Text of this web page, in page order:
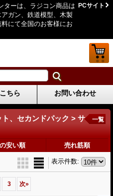
ターは、ラジコン商品は
ガン、鉄道模型、木製
にて全国のお客様にお
PCサイト
ちら お問い合わせ
、セカンドパック > サ
一覧
安い順 売れ筋順
表示件数:
3 次»